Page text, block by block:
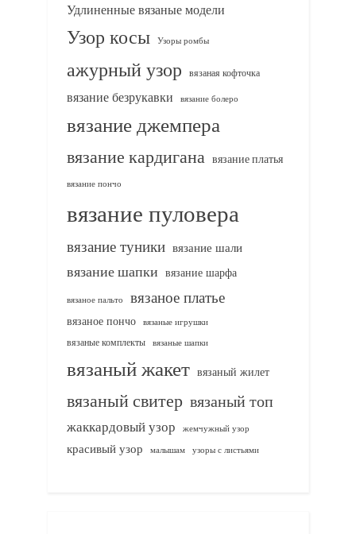
Удлиненные вязаные модели
Узор косы Узоры ромбы
ажурный узор вязаная кофточка
вязание безрукавки вязание болеро
вязание джемпера
вязание кардигана вязание платья
вязание пончо
вязание пуловера
вязание туники вязание шали
вязание шапки вязание шарфа
вязаное пальто вязаное платье
вязаное пончо вязаные игрушки
вязаные комплекты
вязаные шапки
вязаный жакет вязаный жилет
вязаный свитер вязаный топ
жаккардовый узор жемчужный узор
красивый узор малышам узоры с листьями